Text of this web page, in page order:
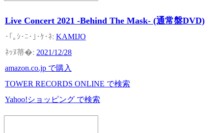
Live Concert 2021 -Behind The Mask- (通常盤DVD)
KAMIJO
2021/12/28
amazon.co.jp で購入
TOWER RECORDS ONLINE で検索
Yahoo!ショッピング で検索